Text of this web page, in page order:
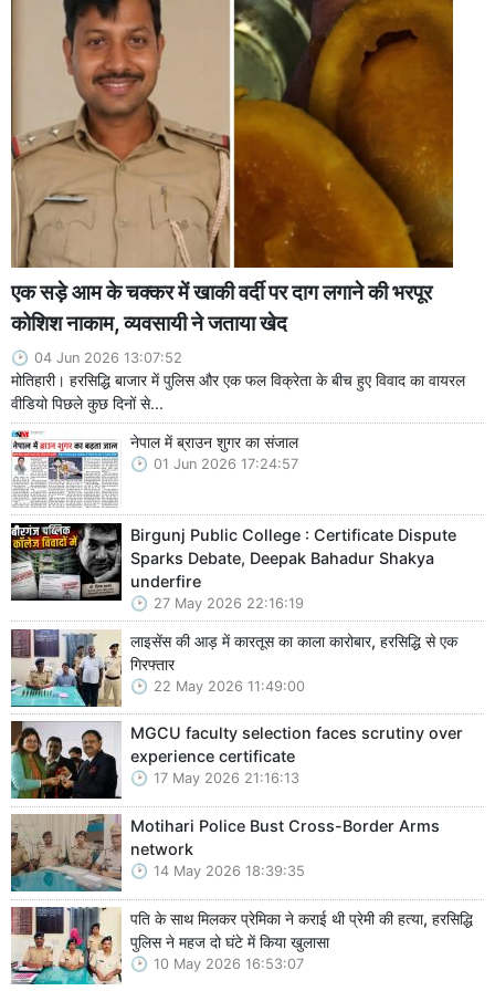
एक सड़े आम के चक्कर में खाकी वर्दी पर दाग लगाने की भरपूर
कोशिश नाकाम, व्यवसायी ने जताया खेद
04 Jun 2026 13:07:52
मोतिहारी। हरसिद्धि बाजार में पुलिस और एक फल विक्रेता के बीच हुए विवाद का वायरल
वीडियो पिछले कुछ दिनों से...
नेपाल में ब्राउन शुगर का संजाल
01 Jun 2026 17:24:57
Birgunj Public College : Certificate Dispute
Sparks Debate, Deepak Bahadur Shakya
underfire
27 May 2026 22:16:19
लाइसेंस की आड़ में कारतूस का काला कारोबार, हरसिद्धि से एक
गिरफ्तार
22 May 2026 11:49:00
MGCU faculty selection faces scrutiny over
experience certificate
17 May 2026 21:16:13
Motihari Police Bust Cross-Border Arms
network
14 May 2026 18:39:35
पति के साथ मिलकर प्रेमिका ने कराई थी प्रेमी की हत्या, हरसिद्धि
पुलिस ने महज दो घंटे में किया खुलासा
10 May 2026 16:53:07